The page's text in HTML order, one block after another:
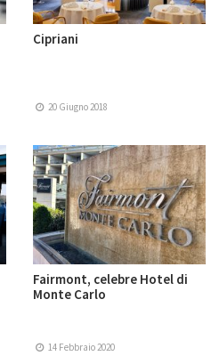
Cipriani
20 Giugno 2018
Fairmont, celebre Hotel di
Monte Carlo
14 Febbraio 2020